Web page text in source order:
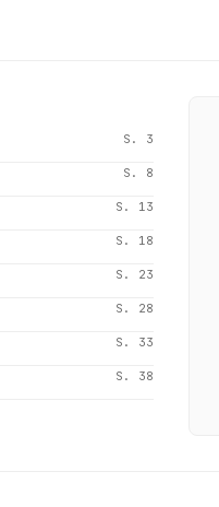
S. 3
S. 8
S. 13
S. 18
S. 23
S. 28
S. 33
S. 38